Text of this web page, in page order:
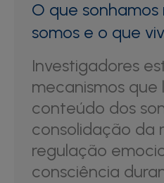
O que
somos e o que
Investigadores
mecanismos que
conteúdo dos
consolidação da
regulação
consciência